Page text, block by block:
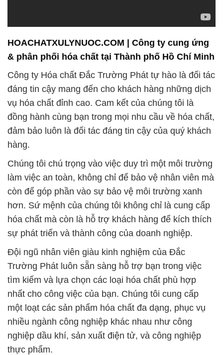
HOACHATXULYNUOC.COM | Công ty cung ứng
& phân phối hóa chất tại Thành phố Hồ Chí Minh
Công ty Hóa chất Đắc Trường Phát tự hào là đối tác
đáng tin cậy mang đến cho khách hàng những dịch
vụ hóa chất đỉnh cao. Cam kết của chúng tôi là
đồng hành cùng bạn trong mọi nhu cầu về hóa chất,
đảm bảo luôn là đối tác đáng tin cậy của quý khách
hàng.
Chúng tôi chú trọng vào việc duy trì một môi trường
làm việc an toàn, không chỉ để bảo vệ nhân viên mà
còn để góp phần vào sự bảo vệ môi trường xanh
hơn. Sứ mệnh của chúng tôi không chỉ là cung cấp
hóa chất mà còn là hỗ trợ khách hàng để kích thích
sự phát triển và thành công của doanh nghiệp.
Đội ngũ nhân viên giàu kinh nghiệm của Đắc
Trường Phát luôn sẵn sàng hỗ trợ bạn trong việc
tìm kiếm và lựa chọn các loại hóa chất phù hợp
nhất cho công việc của bạn. Chúng tôi cung cấp
một loạt các sản phẩm hóa chất đa dạng, phục vụ
nhiều ngành công nghiệp khác nhau như công
nghiệp dầu khí, sản xuất điện tử, và công nghiệp
thực phẩm.